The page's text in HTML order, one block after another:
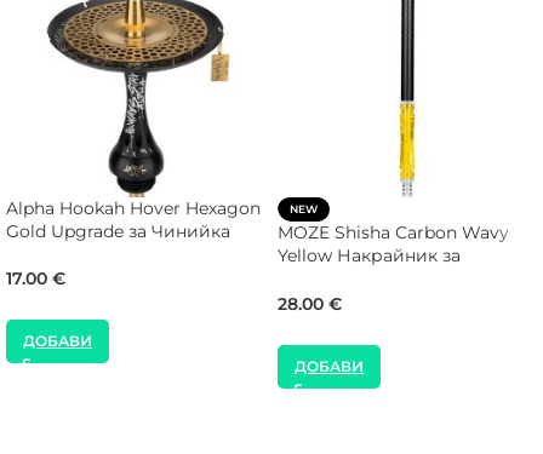
Alpha Hookah Hover Hexagon
Gold Upgrade за Чинийка
17.00 €
ДОБАВИ
NEW
MOZE Shisha Carbon Wavy
Yellow Накрайник за
28.00 €
ДОБАВИ